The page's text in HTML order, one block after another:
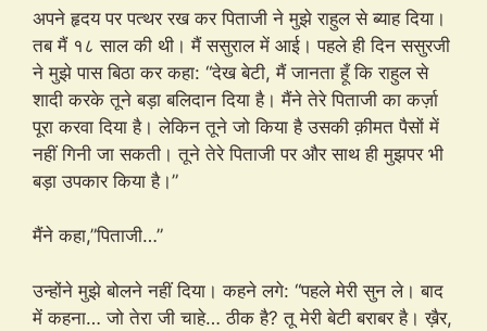
अपने हृदय पर पत्थर रख कर पिताजी ने मुझे राहुल से ब्याह दिया।
तब मैं १८ साल की थी। मैं ससुराल में आई। पहले ही दिन ससुरजी
ने मुझे पास बिठा कर कहा: “देख बेटी, मैं जानता हूँ कि राहुल से
शादी करके तूने बड़ा बलिदान दिया है। मैंने तेरे पिताजी का कर्ज़ा
पूरा करवा दिया है। लेकिन तूने जो किया है उसकी क़ीमत पैसों में
नहीं गिनी जा सकती। तूने तेरे पिताजी पर और साथ ही मुझपर भी
बड़ा उपकार किया है।”
मैंने कहा,”पिताजी…”
उन्होंने मुझे बोलने नहीं दिया। कहने लगे: “पहले मेरी सुन ले। बाद
में कहना… जो तेरा जी चाहे… ठीक है? तू मेरी बेटी बराबर है। ख़ैर,